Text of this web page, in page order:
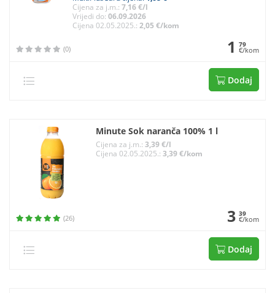
Cijena za j.m.: 7,16 €/l
Vrijedi do: 06.09.2026
Cijena 02.05.2025.: 2,05 €/kom
(0) 1 79
€/kom
Dodaj
Minute Sok naranča 100% 1 l
Cijena za j.m.: 3,39 €/l
Cijena 02.05.2025.: 3,39 €/kom
(26) 3 39
€/kom
Dodaj